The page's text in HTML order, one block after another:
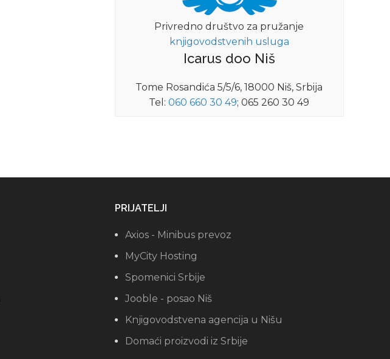
Privredno društvo za pružanje
knjigovodstvenih usluga
Icarus doo Niš
Tome Rosandića 5/5/6, 18000 Niš, Srbija
Tel:060 660 30 49; 065 260 30 49
PRIJATELJI
Axios - Minibus prevoz
MyCity Hosting
Spomenici Srbije
Jooble - posao Niš
Knjigovodstvena agencija u Nišu
Domaći proizvodi iz Srbije